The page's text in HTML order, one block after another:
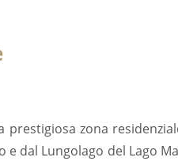
prestigiosa zona
e dal Lungolago del Lago